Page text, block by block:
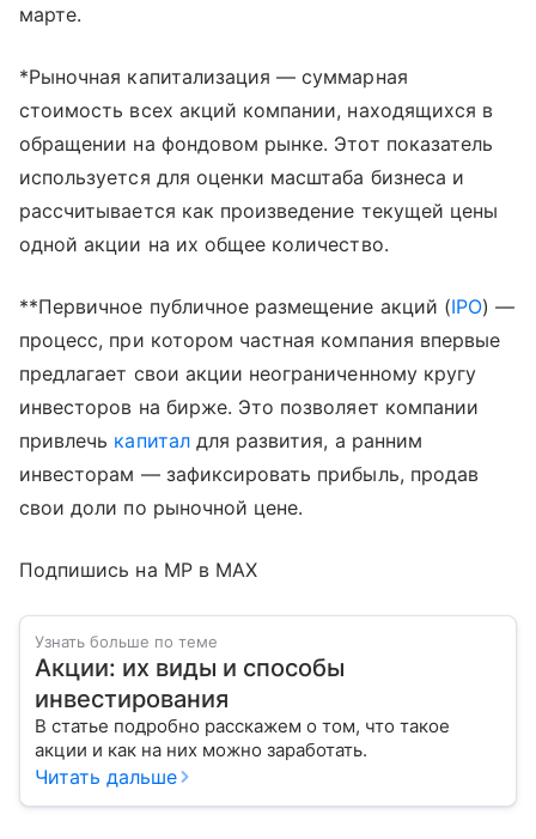
марте.
*Рыночная капитализация — суммарная
стоимость всех акций компании, находящихся в
обращении на фондовом рынке. Этот показатель
используется для оценки масштаба бизнеса и
рассчитывается как произведение текущей цены
одной акции на их общее количество.
**Первичное публичное размещение акций (IPO) —
процесс, при котором частная компания впервые
предлагает свои акции неограниченному кругу
инвесторов на бирже. Это позволяет компании
привлечь капиталдля развития, а ранним
инвесторам — зафиксировать прибыль, продав
свои доли по рыночной цене.
Подпишись на MP в MAX
Узнать больше по теме
Акции: их виды и способы
инвестирования
В статье подробно расскажем о том, что такое
акции и как на них можно заработать.
Читать дальше